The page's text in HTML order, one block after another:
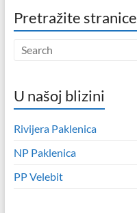
Pretražite stranice
U našoj blizini
Rivijera Paklenica
NP Paklenica
PP Velebit